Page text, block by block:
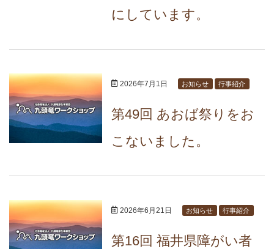
にしています。
2026年7月1日 お知らせ 行事紹介
第49回 あおば祭りをお
こないました。
2026年6月21日 お知らせ 行事紹介
第16回 福井県障がい者